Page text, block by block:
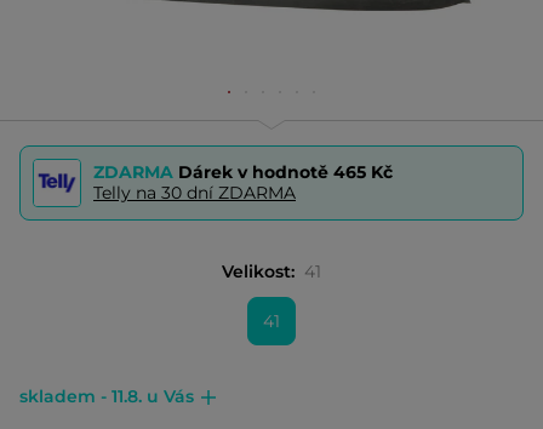
ZDARMA Dárek v hodnotě 465 Kč
Telly na 30 dní ZDARMA
Velikost: 41
41
skladem - 11.8. u Vás